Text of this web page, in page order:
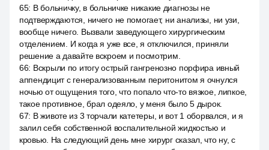
65: В больничку, в больничке никакие диагнозы не
подтверждаются, ничего не помогает, ни анализы, ни узи,
вообще ничего. Вызвали заведующего хирургическим
отделением. И когда я уже все, я отключился, приняли
решение а давайте вскроем и посмотрим.
66: Вскрыли по итогу острый гангренозно порфира ивный
аппендицит с генерализованным перитонитом я очнулся
ночью от ощущения того, что попало что-то вязкое, липкое,
такое противное, брал одеяло, у меня было 5 дырок.
67: В животе из 3 торчали катетеры, и вот 1 оборвался, и я
залил себя собственной воспалительной жидкостью и
кровью. На следующий день мне хирург сказал, что ну, с